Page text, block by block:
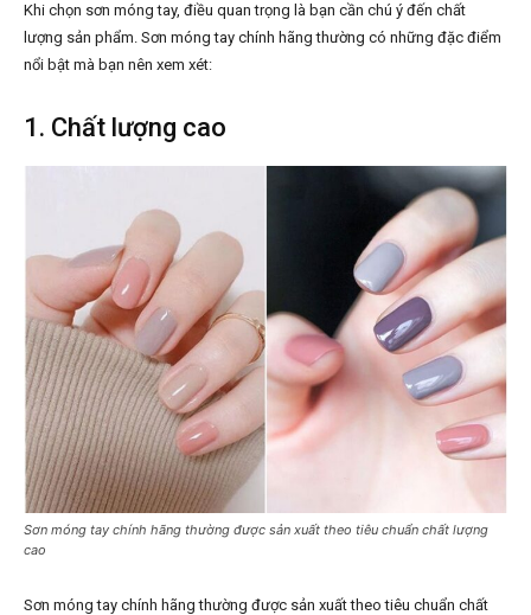
Khi chọn sơn móng tay, điều quan trọng là bạn cần chú ý đến chất
lượng sản phẩm. Sơn móng tay chính hãng thường có những đặc điểm
nổi bật mà bạn nên xem xét:
1. Chất lượng cao
Sơn móng tay chính hãng thường được sản xuất theo tiêu chuẩn chất lượng
cao
Sơn móng tay chính hãng thường được sản xuất theo tiêu chuẩn chất